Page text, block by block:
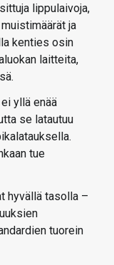
lippulaivoja,
ja
kenties osin
laitteita,
yllä enää
se latautuu
tue
hyvällä tasolla –
tuorein